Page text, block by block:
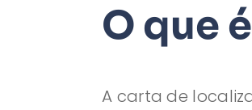
O que
A carta de